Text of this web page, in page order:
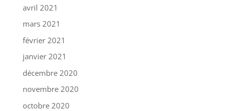
avril 2021
mars 2021
février 2021
janvier 2021
décembre 2020
novembre 2020
octobre 2020